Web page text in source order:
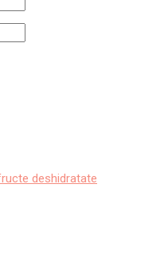
deshidratate